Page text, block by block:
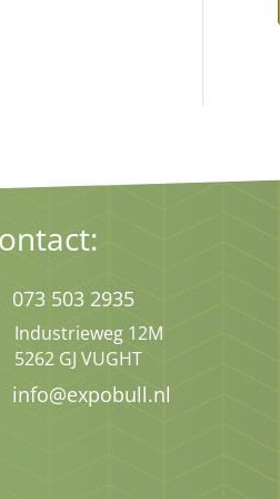
073 503 2935
Industrieweg 12M
5262 GJ VUGHT
info@expobull.nl